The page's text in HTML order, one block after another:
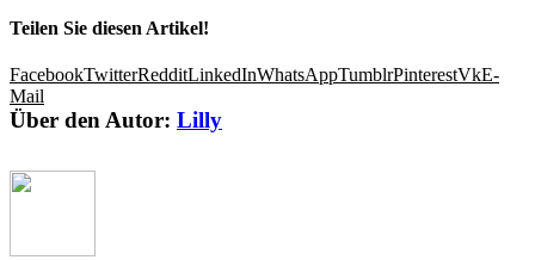
Teilen Sie diesen Artikel!
FacebookTwitterRedditLinkedInWhatsAppTumblrPinterestVkE-
Mail
Über den Autor: Lilly